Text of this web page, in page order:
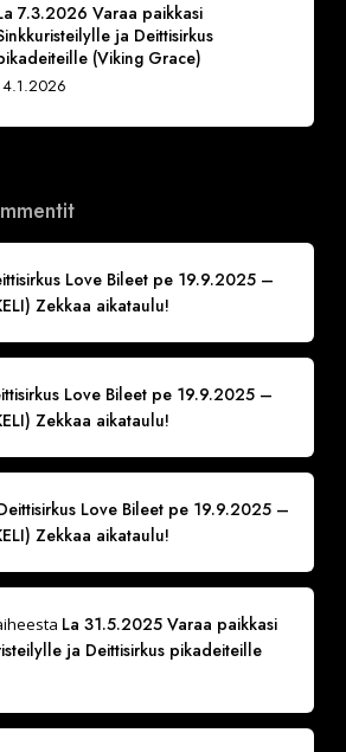
7.3.2026 Varaa paikkasi
ja Deittisirkus
(Viking Grace)
Love Bileet pe 19.9.2025 –
Zekkaa aikataulu!
Love Bileet pe 19.9.2025 –
Zekkaa aikataulu!
Love Bileet pe 19.9.2025 –
Zekkaa aikataulu!
La 31.5.2025 Varaa paikkasi
ja Deittisirkus pikadeiteille